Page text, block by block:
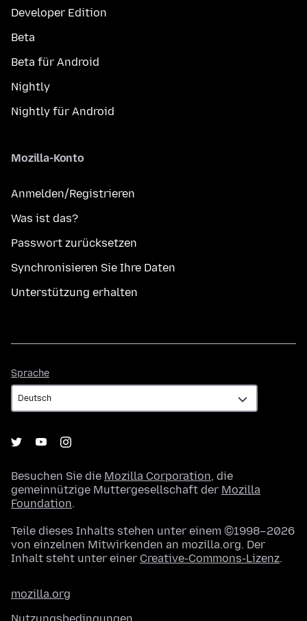
Developer Edition
Beta
Beta für Android
Nightly
Nightly für Android
Mozilla-Konto
Anmelden/Registrieren
Was ist das?
Passwort zurücksetzen
Synchronisieren Sie Ihre Daten
Unterstützung erhalten
Sprache
Besuchen Sie die Mozilla Corporation, die
gemeinnützige Muttergesellschaft der Mozilla
Foundation.
Teile dieses Inhalts stehen unter einem ©1998–2026
von einzelnen Mitwirkenden an mozilla.org. Der
Inhalt steht unter einer Creative-Commons-Lizenz.
mozilla.org